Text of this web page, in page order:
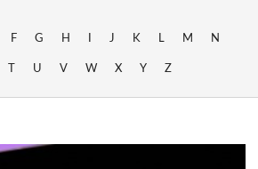
F G H J K L M N
U V W X Y Z